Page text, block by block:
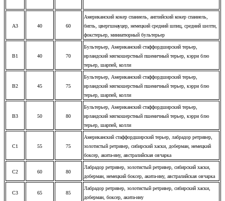
A3 40 60
Американский кокер спаниель, английский кокер спаниель,
бигль, цвергшнауцер, немецкий средний шпиц, средний шелти,
фокстерьер, миниатюрный бультерьер
B1 40 70
Бультерьер, Американский стаффордширский терьер,
ирландский мягкошерстный пшеничный терьер, кэрри блю
терьер, шарпей, колли
B2 45 75
Бультерьер, Американский стаффордширский терьер,
ирландский мягкошерстный пшеничный терьер, кэрри блю
терьер, шарпей, колли
B3 50 80
Бультерьер, Американский стаффордширский терьер,
ирландский мягкошерстный пшеничный терьер, кэрри блю
терьер, шарпей, колли
C1 55 75
Американский стаффордширский терьер, лабрадор ретривер,
золотистый ретривер, сибирский хаски, доберман, немецкий
боксер, акита-ину, австралийская овчарка
C2 60 80
Лабрадор ретривер, золотистый ретривер, сибирский хаски,
доберман, немецкий боксер, акита-ину, австралийская овчарка
C3 65 85
Лабрадор ретривер, золотистый ретривер, сибирский хаски,
доберман, боксер, акита-ину